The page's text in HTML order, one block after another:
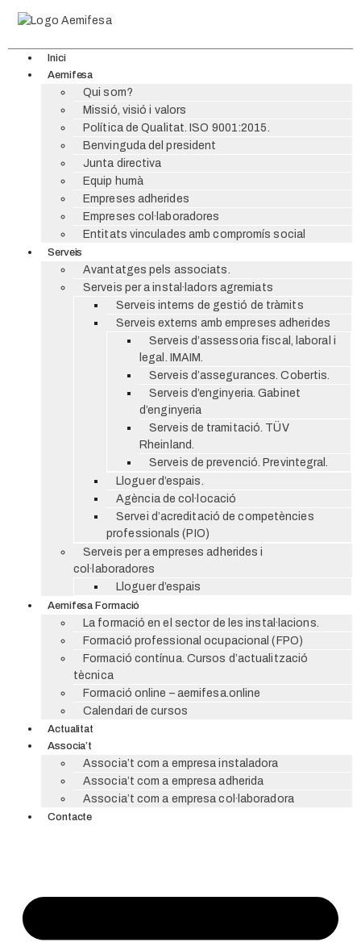
Inici
Aemifesa
Qui som?
Missió, visió i valors
Política de Qualitat. ISO 9001:2015.
Benvinguda del president
Junta directiva
Equip humà
Empreses adherides
Empreses col·laboradores
Entitats vinculades amb compromís social
Serveis
Avantatges pels associats.
Serveis per a instal·ladors agremiats
Serveis interns de gestió de tràmits
Serveis externs amb empreses adherides
Serveis d’assessoria fiscal, laboral i
legal. IMAIM.
Serveis d’assegurances. Cobertis.
Serveis d’enginyeria. Gabinet
d’enginyeria
Serveis de tramitació. TÜV
Rheinland.
Serveis de prevenció. Previntegral.
Lloguer d’espais.
Agència de col·locació
Servei d’acreditació de competències
professionals (PIO)
Serveis per a empreses adherides i
col·laboradores
Lloguer d’espais
Aemifesa Formació
La formació en el sector de les instal·lacions.
Formació professional ocupacional (FPO)
Formació contínua. Cursos d’actualització
tècnica
Formació online – aemifesa.online
Calendari de cursos
Actualitat
Associa’t
Associa’t com a empresa instaladora
Associa’t com a empresa adherida
Associa’t com a empresa col·laboradora
Contacte